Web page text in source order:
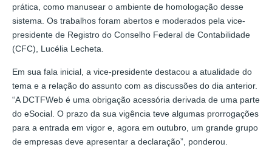
prática, como manusear o ambiente de homologação desse
sistema. Os trabalhos foram abertos e moderados pela vice-
presidente de Registro do Conselho Federal de Contabilidade
(CFC), Lucélia Lecheta.
Em sua fala inicial, a vice-presidente destacou a atualidade do
tema e a relação do assunto com as discussões do dia anterior.
“A DCTFWeb é uma obrigação acessória derivada de uma parte
do eSocial. O prazo da sua vigência teve algumas prorrogações
para a entrada em vigor e, agora em outubro, um grande grupo
de empresas deve apresentar a declaração”, ponderou.